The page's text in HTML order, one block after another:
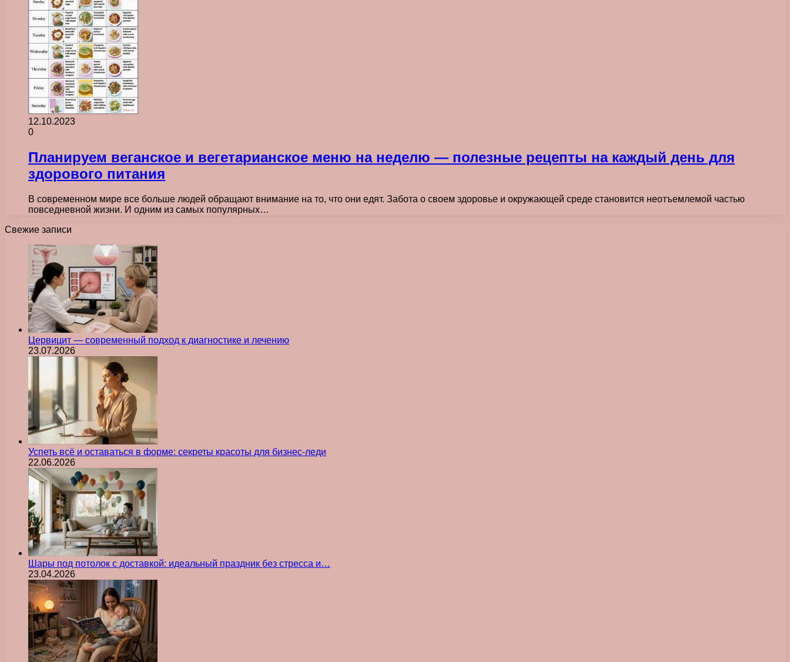
12.10.2023
0
Планируем веганское и вегетарианское меню на неделю — полезные рецепты на каждый день для
здорового питания
В современном мире все больше людей обращают внимание на то, что они едят. Забота о своем здоровье и окружающей среде становится неотъемлемой частью
повседневной жизни. И одним из самых популярных…
Свежие записи
Цервицит — современный подход к диагностике и лечению
23.07.2026
Успеть всё и оставаться в форме: секреты красоты для бизнес-леди
22.06.2026
Шары под потолок с доставкой: идеальный праздник без стресса и…
23.04.2026